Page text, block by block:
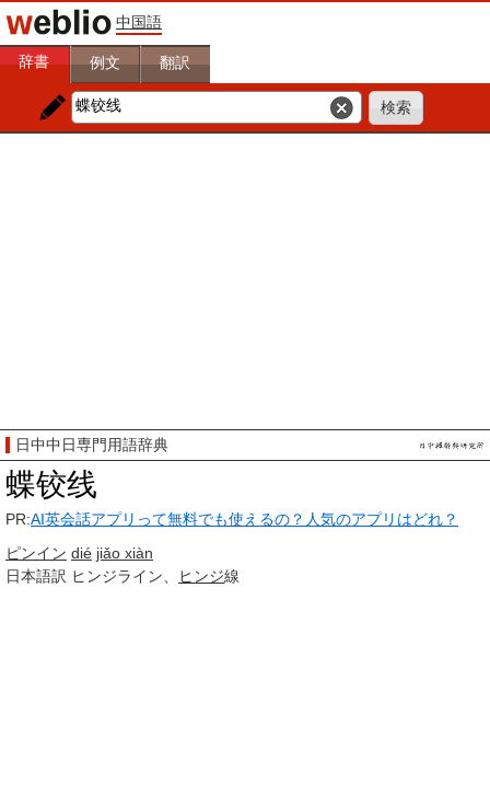
中国語
辞書 例文 翻訳
日中中日専門用語辞典
蝶铰线
PR:AI英会話アプリって無料でも使えるの？人気のアプリはどれ？
ピンイン dié jiǎo xiàn
日本語訳 ヒンジライン、 ヒンジ線